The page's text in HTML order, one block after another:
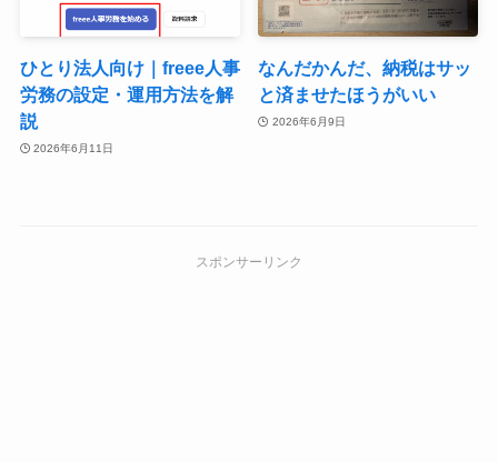
ひとり法人向け｜freee人事
労務の設定・運用方法を解
説
2026年6月11日
なんだかんだ、納税はサッ
と済ませたほうがいい
2026年6月9日
スポンサーリンク